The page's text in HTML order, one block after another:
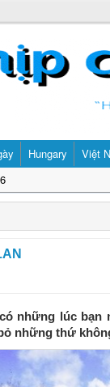
Hungary Việt
những lúc
những thứ